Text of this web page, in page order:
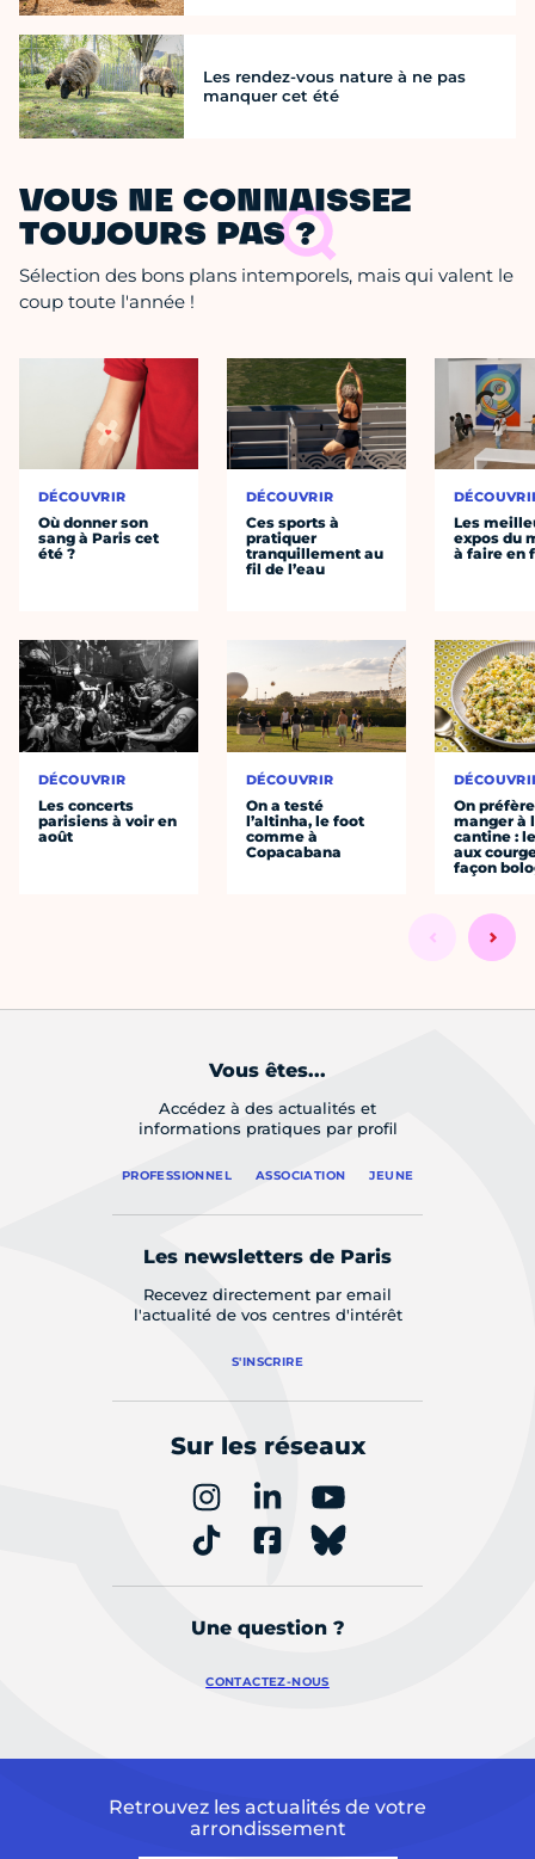
Les rendez-vous nature à ne pas
manquer cet été
VOUS NE CONNAISSEZ
TOUJOURS PAS ?
Sélection des bons plans intemporels, mais qui valent le
coup toute l'année !
DÉCOUVRIR
Où donner son
sang à Paris cet
été ?
DÉCOUVRIR
Les concerts
parisiens à voir en
août
DÉCOUVRIR
Ces sports à
pratiquer
tranquillement au
fil de l’eau
DÉCOUVRIR
On a testé
l’altinha, le foot
comme à
Copacabana
Les
expos du
à faire en
On préfère
manger à
cantine :
aux
façon
Vous êtes...
Accédez à des actualités et
informations pratiques par profil
PROFESSIONNEL ASSOCIATION JEUNE
Les newsletters de Paris
Recevez directement par email
l'actualité de vos centres d'intérêt
S'INSCRIRE
Sur les réseaux
Une question ?
CONTACTEZ-NOUS
Retrouvez les actualités de votre
arrondissement